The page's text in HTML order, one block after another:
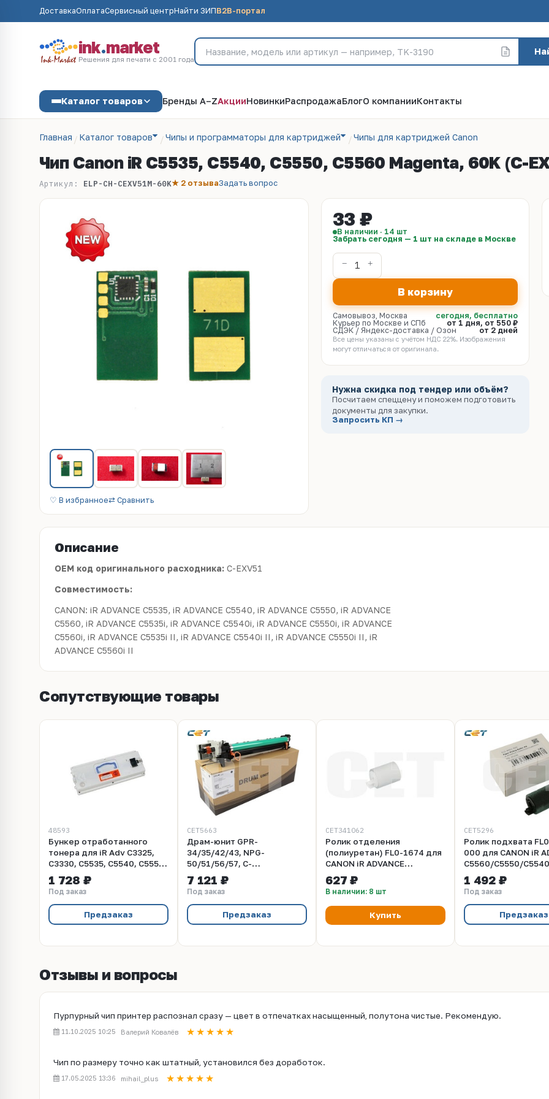
ДоставкаОплатаСервисный центрНайти ЗИПB2B-портал
ink.market
Решения для печати с 2001 года
Каталог товаров Бренды A–ZАкцииНовинкиРаспродажаБлогО компанииКонтакты
Главная Каталог товаров Чипы и программаторы для картриджей Чипы для картриджей Canon
Чип Canon iR C5535, C5540, C5550, C5560 Magenta, 60K (C-
Артикул: ELP-CH-CEXV51M-60K★ 2 отзываЗадать вопрос
♡ В избранное⇄ Сравнить
33 ₽
В наличии · 14 шт
Забрать сегодня — 1 шт на складе в Москве
В корзину
Самовывоз, Москва
сегодня, бесплатно
Курьер по Москве и СПб
от 1 дня, от 550 ₽
СДЭК / Яндекс-доставка / Озон
от 2 дней
Все цены указаны с учётом НДС 22%. Изображения
могут отличаться от оригинала.
Нужна скидка под тендер или объём?
Посчитаем спеццену и поможем подготовить
документы для закупки.
Запросить КП →
Описание
OEM код оригинального расходника: C-EXV51
Совместимость:
CANON: iR ADVANCE C5535, iR ADVANCE C5540, iR ADVANCE C5550, iR ADVANCE
C5560, iR ADVANCE C5535i, iR ADVANCE C5540i, iR ADVANCE C5550i, iR ADVANCE
C5560i, iR ADVANCE C5535i II, iR ADVANCE C5540i II, iR ADVANCE C5550i II, iR
ADVANCE C5560i II
Сопутствующие товары
48593
Бункер отработанного
тонера для iR Adv C3325,
C3330, C5535, C5540, C5550,
C5560 (Katun FM1-
A606/WT-202)
1 728 ₽
Под заказ
Предзаказ
CET5663
Драм-юнит GPR-
34/35/42/43, NPG-
50/51/56/57, C-
EXV32/33/38/39 для CANON
iR2520/2525/2530/2535/2545
(CET), 125000 стр., CET5663
7 121 ₽
Под заказ
Предзаказ
CET341062
Ролик отделения
(полиуретан) FL0-1674 для
CANON iR ADVANCE
C5560/C5550/C5540/C5535/C5560i/C5550i/C5540i/
(CET), CET341062
627 ₽
В наличии: 8 шт
Купить
CET5296
Ролик подхвата
000 для CANON iR
C5560/C5550/
(CET), CET5296
1 492 ₽
Под заказ
Предзаказ
Отзывы и вопросы
Пурпурный чип принтер распознал сразу — цвет в отпечатках насыщенный, полутона чистые. Рекомендую.
11.10.2025 10:25 Валерий Ковалёв
Чип по размеру точно как штатный, установился без доработок.
17.05.2025 13:36 mihail_plus